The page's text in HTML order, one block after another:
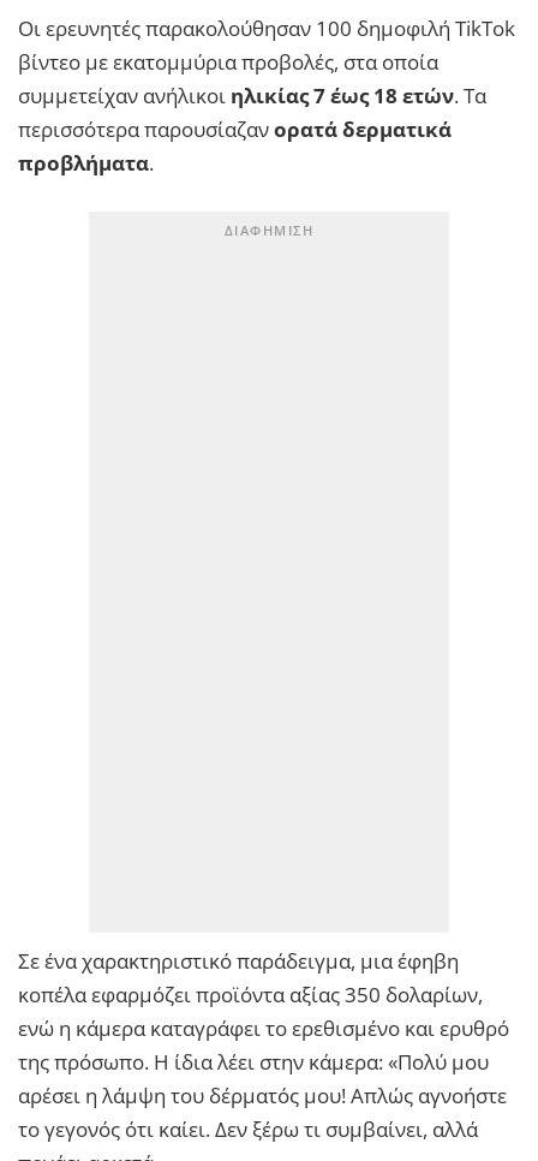
Οι ερευνητές παρακολούθησαν 100 δημοφιλή TikTok
βίντεο με εκατομμύρια προβολές, στα οποία
συμμετείχαν ανήλικοι ηλικίας 7 έως 18 ετών. Τα
περισσότερα παρουσίαζανορατά δερματικά
προβλήματα.
Σε ένα χαρακτηριστικό παράδειγμα, μια έφηβη
κοπέλα εφαρμόζει προϊόντα αξίας 350 δολαρίων,
ενώ η κάμερα καταγράφει το ερεθισμένο και ερυθρό
της πρόσωπο. Η ίδια λέει στην κάμερα: «Πολύ μου
αρέσει η λάμψη του δέρματός μου! Απλώς αγνοήστε
το γεγονός ότι καίει. Δεν ξέρω τι συμβαίνει, αλλά